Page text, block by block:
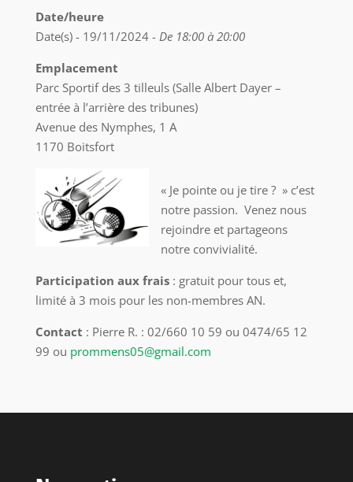
Date/heure
Date(s) - 19/11/2024 - De 18:00 à 20:00
Emplacement
Parc Sportif des 3 tilleuls (Salle Albert Dayer –
entrée à l’arrière des tribunes)
Avenue des Nymphes, 1 A
1170 Boitsfort
« Je pointe ou je tire ? » c’est
notre passion. Venez nous
rejoindre et partageons
notre convivialité.
Participation aux frais: gratuit pour tous et,
limité à 3 mois pour les non-membres AN.
Contact : Pierre R. : 02/660 10 59 ou 0474/65 12
99 ou prommens05@gmail.com